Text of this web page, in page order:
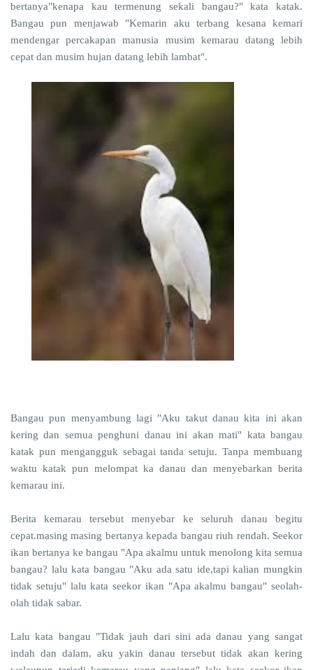
bertanya"kenapa kau termenung sekali bangau?" kata katak.
Bangau pun menjawab "Kemarin aku terbang kesana kemari
mendengar percakapan manusia musim kemarau datang lebih
cepat dan musim hujan datang lebih lambat".
Bangau pun menyambung lagi "Aku takut danau kita ini akan
kering dan semua penghuni danau ini akan mati" kata bangau
katak pun mengangguk sebagai tanda setuju. Tanpa membuang
waktu katak pun melompat ka danau dan menyebarkan berita
kemarau ini.
Berita kemarau tersebut menyebar ke seluruh danau begitu
cepat.masing masing bertanya kepada bangau riuh rendah. Seekor
ikan bertanya ke bangau "Apa akalmu untuk menolong kita semua
bangau? lalu kata bangau "Aku ada satu ide,tapi kalian mungkin
tidak setuju" lalu kata seekor ikan "Apa akalmu bangau" seolah-
olah tidak sabar.
Lalu kata bangau "Tidak jauh dari sini ada danau yang sangat
indah dan dalam, aku yakin danau tersebut tidak akan kering